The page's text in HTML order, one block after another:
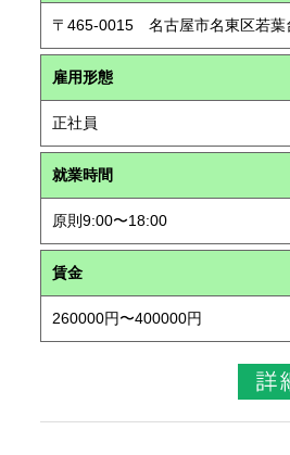
〒465-0015 名古屋市名東区若葉
雇用形態
正社員
就業時間
原則9:00〜18:00
賃金
260000円〜400000円